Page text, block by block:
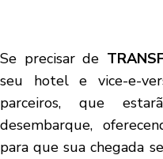
Se precisar de
seu hotel e vice-e-
parceiros, que
desembarque,
para que sua chegada